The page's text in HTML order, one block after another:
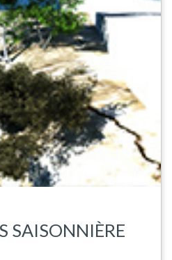
SAISONNIÈRE